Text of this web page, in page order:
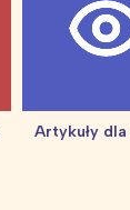
Artykuły